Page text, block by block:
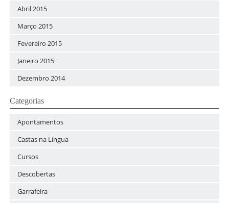
Abril 2015
Março 2015
Fevereiro 2015
Janeiro 2015
Dezembro 2014
Categorias
Apontamentos
Castas na Língua
Cursos
Descobertas
Garrafeira